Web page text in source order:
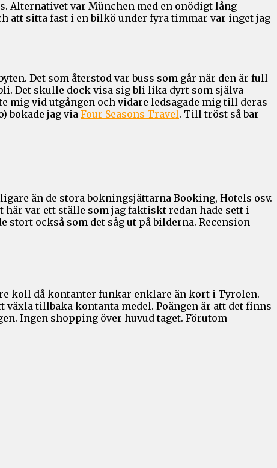
Alternativet var München med en onödigt lång
att sitta fast i en bilkö under fyra timmar var inget jag
Det som återstod var buss som går när den är full
Det skulle dock visa sig bli lika dyrt som själva
vid utgången och vidare ledsagade mig till deras
bokade jag via Four Seasons Travel. Till tröst så bar
än de stora bokningsjättarna Booking, Hotels osv.
var ett ställe som jag faktiskt redan hade sett i
stort också som det såg ut på bilderna. Recension
koll då kontanter funkar enklare än kort i Tyrolen.
växla tillbaka kontanta medel. Poängen är att det finns
Ingen shopping över huvud taget. Förutom